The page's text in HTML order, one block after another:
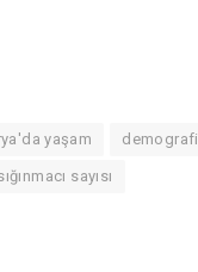
yaşam demografi
sayısı